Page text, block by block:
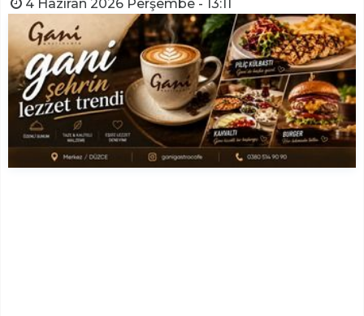
4 Haziran 2026 Perşembe - 13:11